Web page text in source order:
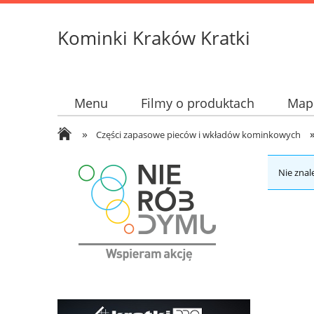
Kominki Kraków Kratki
Menu Filmy o produktach
» Części zapasowe pieców i wkładów kominkowych
Nie